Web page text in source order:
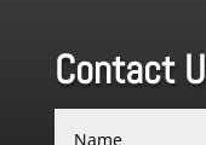
Contact